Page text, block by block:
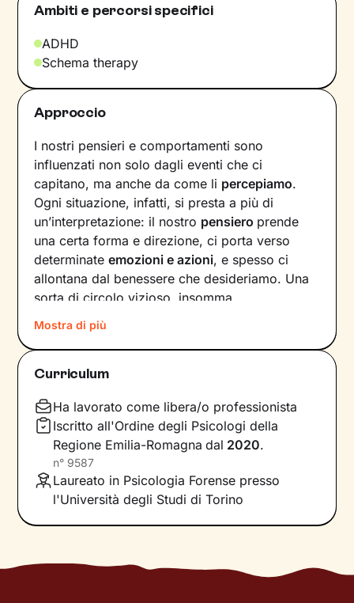
Ambiti e percorsi specifici
ADHD
Schema therapy
Approccio
I nostri pensieri e comportamenti sono
influenzati non solo dagli eventi che ci
capitano, ma anche da come li percepiamo.
Ogni situazione, infatti, si presta a più di
un’interpretazione: il nostro pensiero prende
una certa forma e direzione, ci porta verso
determinateemozioni e azioni, e spesso ci
allontana dal benessere che desideriamo. Una
sorta di circolo vizioso, insomma.
Si può interrompere questo circuito,
innescando uncambiamento che porti a una
maggiore serenità
comportamenti che lo generano.
Il mio compito sarà quello di accompagnarti in
questo processo, aiutandoti prima di tutto a
diventareconsapevole di tutto quello che
influenza l’interpretazione degli eventi della tua
vita. Ti insegnerò a
acquisire nuove abilità e raggiungere obiettivi
con i tuoi bisogni e valori.
Mostra di più
Curriculum
Ha lavorato come libera/o professionista
Iscritto all'Ordine degli Psicologi della
Regione Emilia-Romagna dal 2020.
n° 9587
Laureato in Psicologia Forense presso
l'Università degli Studi di Torino